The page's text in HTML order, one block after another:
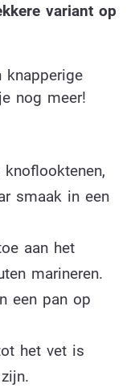
variant op
knapperige
nog meer!
smaak in een
aan het
marineren.
een pan op
het vet is